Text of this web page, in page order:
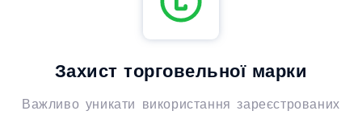
Захист торговельної марки
Важливо уникати використання зареєстрованих